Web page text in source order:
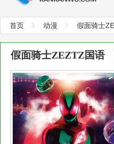
首页 动漫 假面骑士
假面骑士ZEZTZ国语